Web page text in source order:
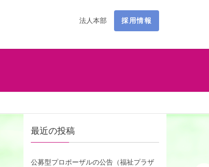
法人本部 採用情報
最近の投稿
公募型プロポーザルの公告（福祉プラザ